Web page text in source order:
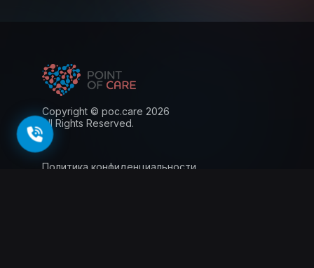
Copyright © poc.care 2026
All Rights Reserved.
Политика конфиденциальности